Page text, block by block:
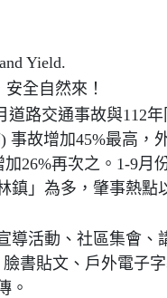
Yield.
全自然來！
道路交通事故與112年
事故增加45%最高，
26%再次之。1-9月
鎮」為多，肇事熱點
導活動、社區集會、
書貼文、戶外電子
。